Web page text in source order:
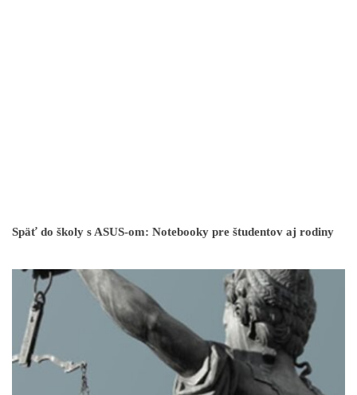
Späť do školy s ASUS-om: Notebooky pre študentov aj rodiny